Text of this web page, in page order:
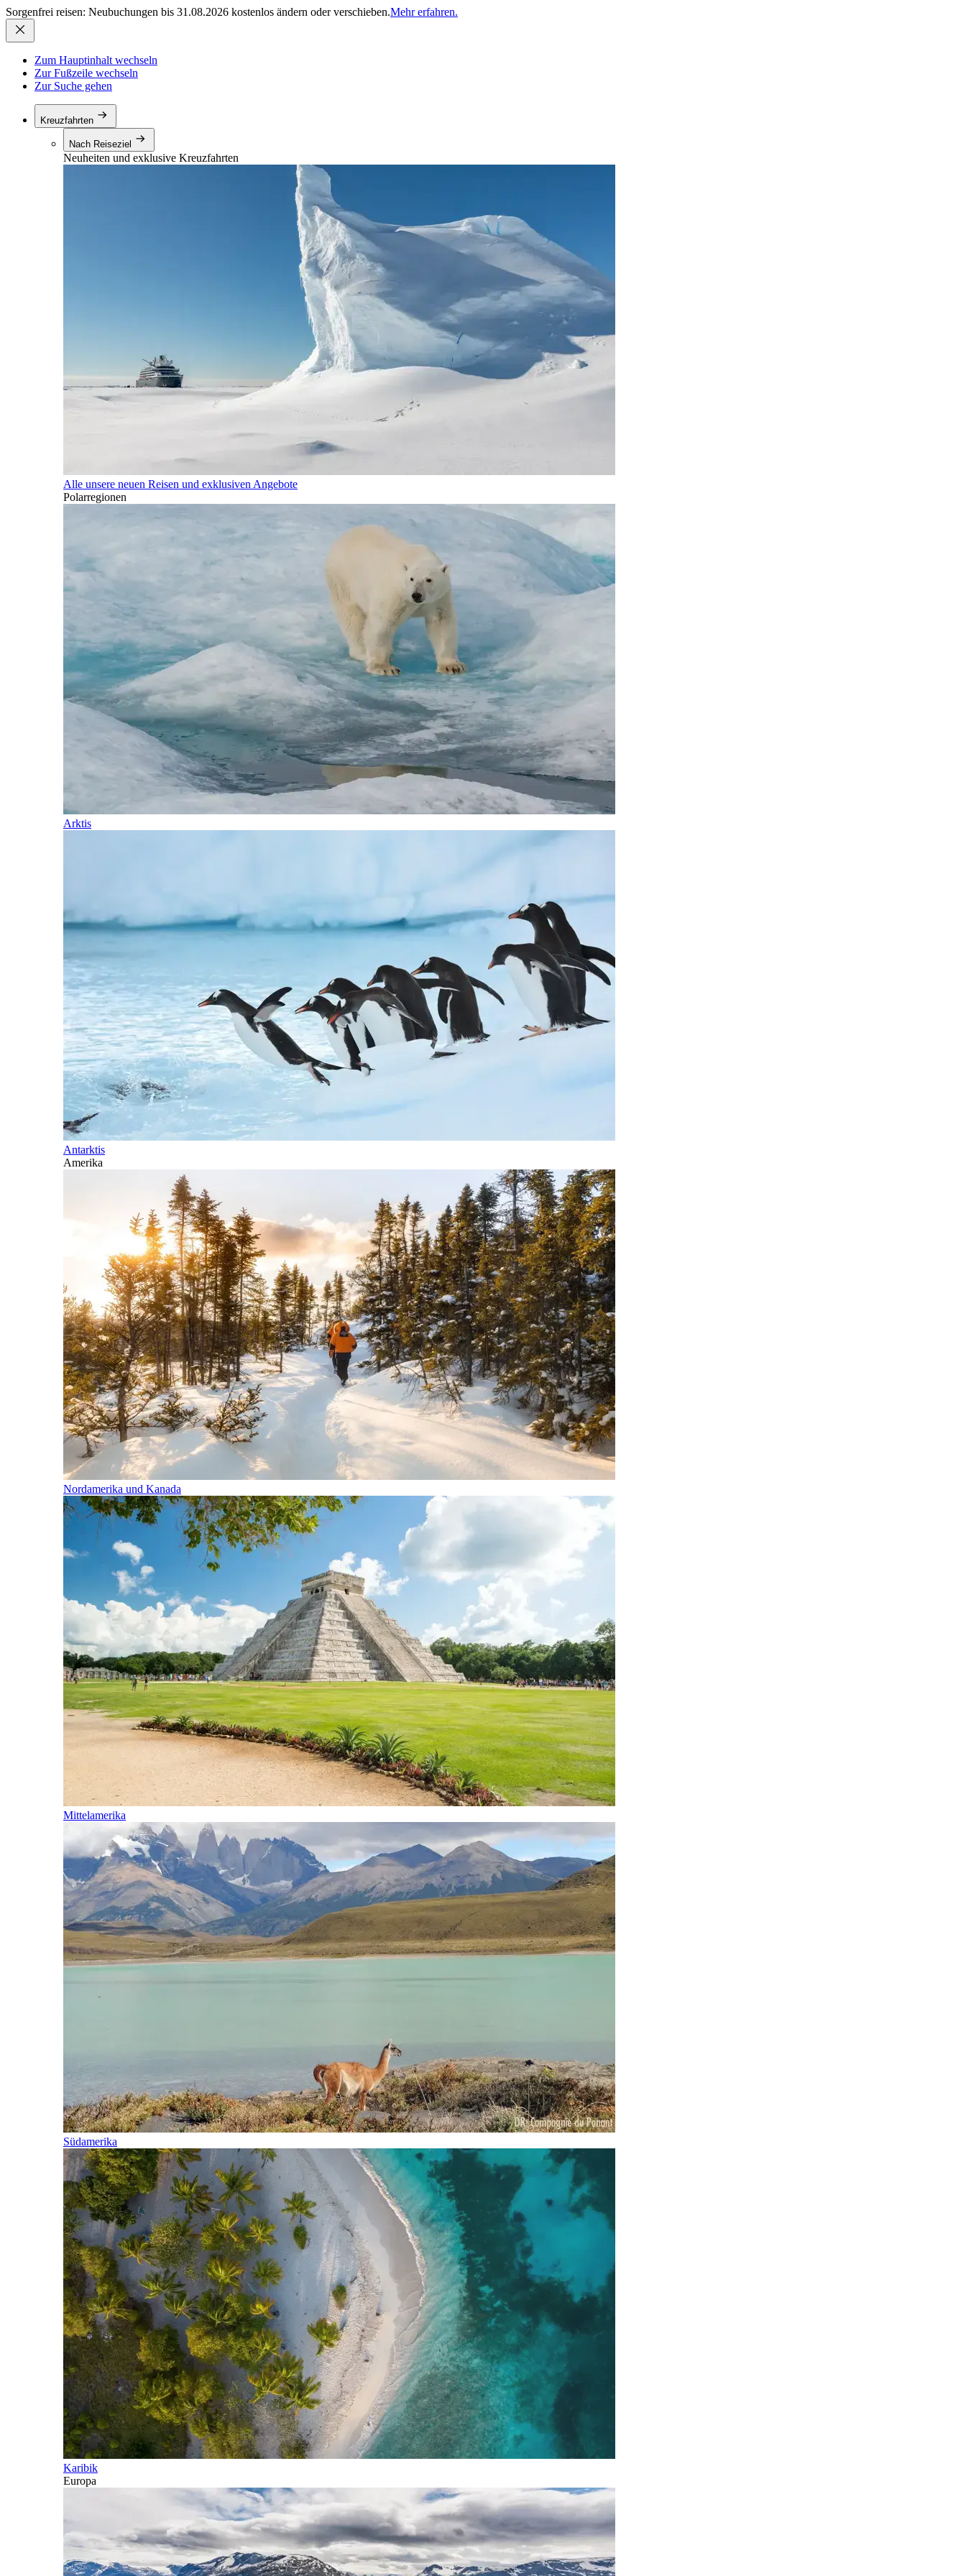
Sorgenfrei reisen: Neubuchungen bis 31.08.2026 kostenlos ändern oder verschieben.Mehr erfahren.
Zum Hauptinhalt wechseln
Zur Fußzeile wechseln
Zur Suche gehen
Kreuzfahrten
Nach Reiseziel
Neuheiten und exklusive Kreuzfahrten
Alle unsere neuen Reisen und exklusiven Angebote
Polarregionen
Arktis
Antarktis
Amerika
Nordamerika und Kanada
Mittelamerika
Südamerika
Karibik
Europa